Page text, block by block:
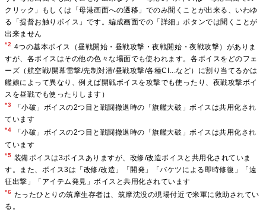
クリック」もしくは「母港画面への遷移」でのみ聞くことが出来る、いわゆ
る「提督お触りボイス」です。編成画面での「詳細」ボタンでは聞くことが
出来ません
*2 4つの基本ボイス（昼戦開始・昼戦攻撃・夜戦開始・夜戦攻撃）がありま
すが、各ボイスはその他の色々な場面でも使われます。各ボイスをどのフェ
ーズ（航空戦/開幕雷撃/先制対潜/昼戦攻撃/各種CI...など）に割り当てるかは
艦娘によって異なり、例えば開戦ボイスを攻撃でも使ったり、夜戦攻撃ボイ
スを昼戦でも使ったりします）
*3
「小破」ボイスの2つ目と戦闘撤退時の「旗艦大破」ボイスは共用化され
ています
*4
「小破」ボイスの2つ目と戦闘撤退時の「旗艦大破」ボイスは共用化され
ています
*5 装備ボイスは3ボイスありますが、改修/改造ボイスと共用化されていま
す。また、ボイス3は「改修/改造」「開発」「バケツによる即時修復」「遠
征出撃」「アイテム発見」ボイスと共用化されています
*6 たったひとりの筑摩生存者は、筑摩沈没の現場付近で米軍に救助されてい
る。